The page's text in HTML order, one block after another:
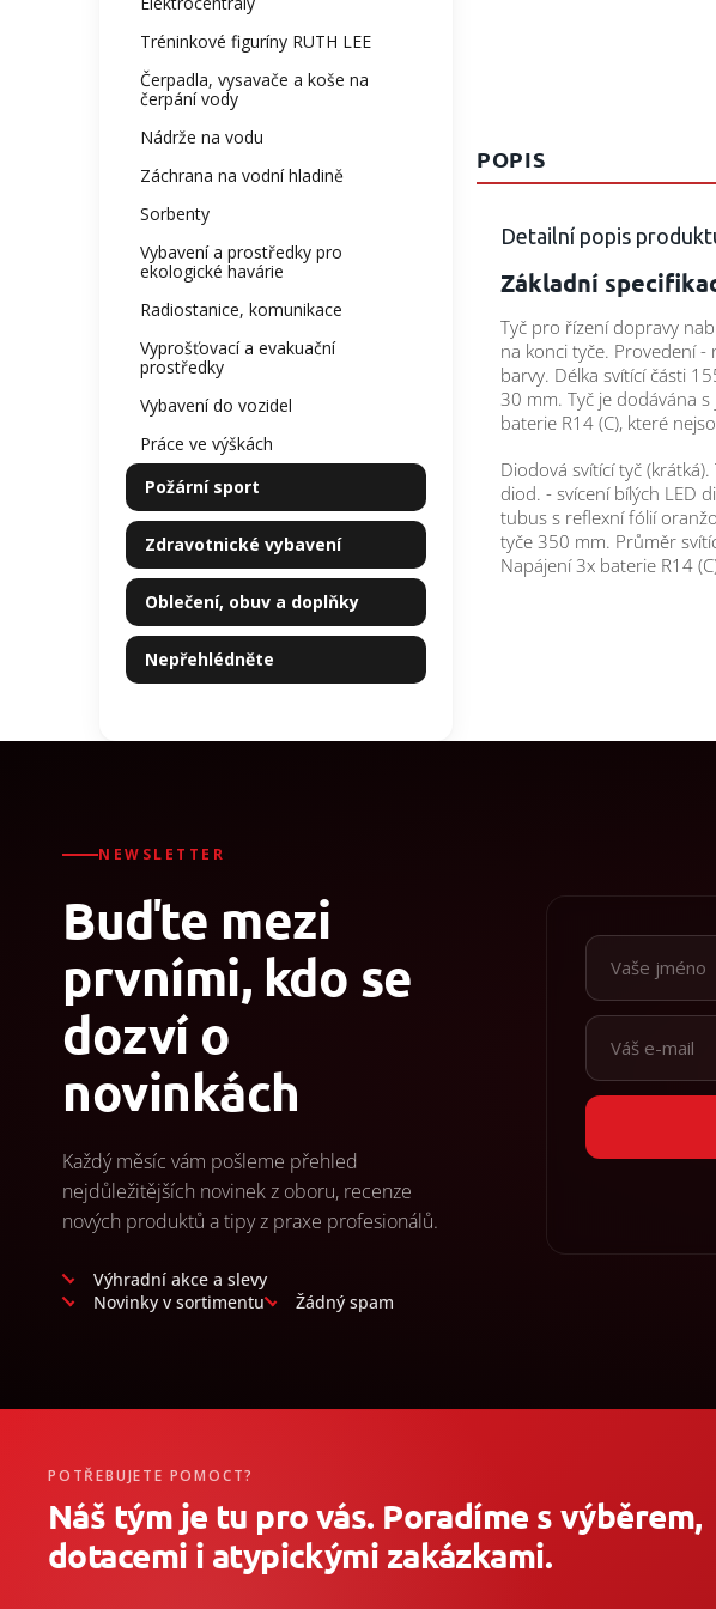
Tréninkové figuríny RUTH LEE
Čerpadla, vysavače a koše na
čerpání vody
Nádrže na vodu
Záchrana na vodní hladině
Sorbenty
Vybavení a prostředky pro
ekologické havárie
Radiostanice, komunikace
Vyprošťovací a evakuační
prostředky
Vybavení do vozidel
Práce ve výškách
Požární sport
Zdravotnické vybavení
Oblečení, obuv a doplňky
Nepřehlédněte
POPIS
Detailní popis
Základní
Tyč pro řízení dopravy
na konci tyče. Provedení
barvy. Délka svítící části
30 mm. Tyč je dodávána
baterie R14 (C), které
Diodová svítící tyč
diod. - svícení bílých LED
tubus s reflexní fólií
tyče 350 mm. Průměr
Napájení 3x baterie R14
NEWSLETTER
Buďte mezi
prvními, kdo se
dozví o
novinkách
Každý měsíc vám pošleme přehled
nejdůležitějších novinek z oboru, recenze
nových produktů a tipy z praxe profesionálů.
Výhradní akce a slevy
Novinky v sortimentu
Žádný spam
POTŘEBUJETE POMOCT?
Náš tým je tu pro vás. Poradíme s výběrem,
dotacemi i atypickými zakázkami.